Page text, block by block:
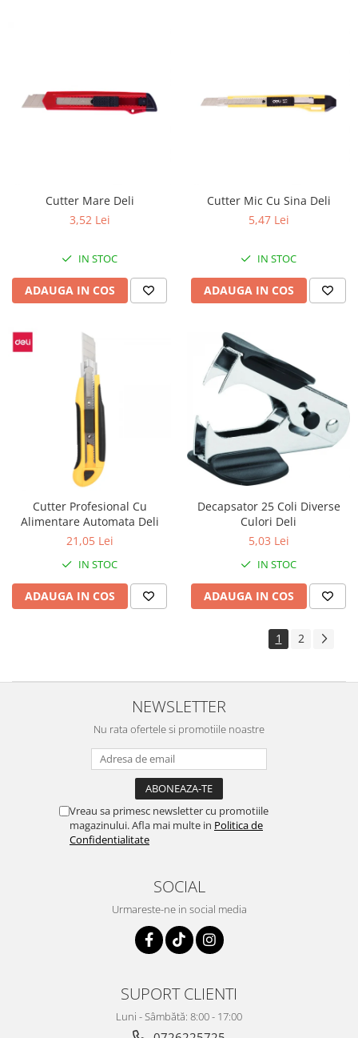
Cutter Mare Deli
3,52 Lei
IN STOC
ADAUGA IN COS
Cutter Mic Cu Sina Deli
5,47 Lei
IN STOC
ADAUGA IN COS
Cutter Profesional Cu
Alimentare Automata Deli
21,05 Lei
IN STOC
ADAUGA IN COS
Decapsator 25 Coli Diverse
Culori Deli
5,03 Lei
IN STOC
ADAUGA IN COS
1 2
NEWSLETTER
Nu rata ofertele si promotiile noastre
Vreau sa primesc newsletter cu promotiile
magazinului. Afla mai multe in Politica de
Confidentialitate
SOCIAL
Urmareste-ne in social media
SUPORT CLIENTI
Luni - Sâmbătă: 8:00 - 17:00